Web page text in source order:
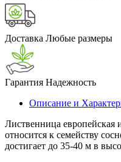
Доставка Любые размеры
Гарантия Надежность
Описание и
Лиственница европейская
относится к семейству
достигает до 35-40 м в